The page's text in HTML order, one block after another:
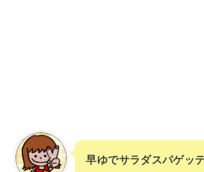
早ゆでサラダスパゲッ